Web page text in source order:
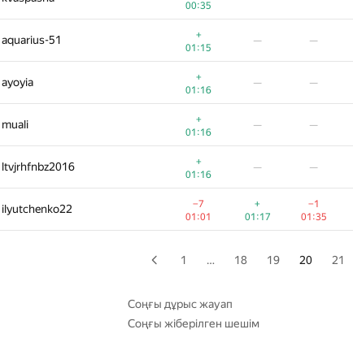
00:35
aquarius-51
+
01:15
— —
ayoyia
+
01:16
— —
muali
+
01:16
— —
ltvjrhfnbz2016
+
01:16
— —
ilyutchenko22
−7
01:01
+
01:17
−1
01:35
Vlad.Rck
00:43
yurisantamarina
00:43
sergey040496
01:17 01:21 01:31
Quốc Cường Trần
01:04
quotitquot
+
01:05
01:14
—
−1
+1
1 … 18 19 20 21
Соңғы дұрыс жауап
Соңғы жіберілген шешім